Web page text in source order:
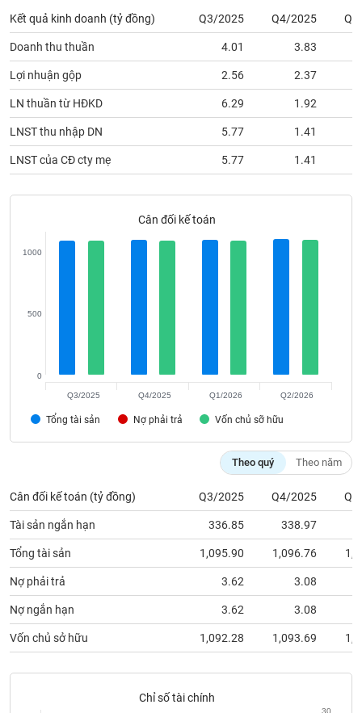
Kết quả kinh doanh (tỷ đồng) Q3/2025 Q4/2025
Doanh thu thuần 4.01 3.83
Lợi nhuận gộp 2.56 2.37
LN thuần từ HĐKD 6.29 1.92
LNST thu nhập DN 5.77 1.41
LNST của CĐ cty mẹ 5.77 1.41
Cân đối kế toán
Tổng tài sản Nợ phải trả Vốn chủ sỡ hữu
0
500
1000
Q3/2025 Q4/2025 Q1/2026 Q2/2026
Theo quý Theo năm
Cân đối kế toán (tỷ đồng) Q3/2025 Q4/2025
Tài sản ngắn hạn 336.85 338.97
Tổng tài sản 1,095.90 1,096.76
Nợ phải trả 3.62 3.08
Nợ ngắn hạn 3.62 3.08
Vốn chủ sở hữu 1,092.28 1,093.69
Chỉ số tài chính
30
tích
(-)
Thuật
ngữ
(-)
Dịch
vụ
tạo
Công
tư
Truyền
thông
tài
chính